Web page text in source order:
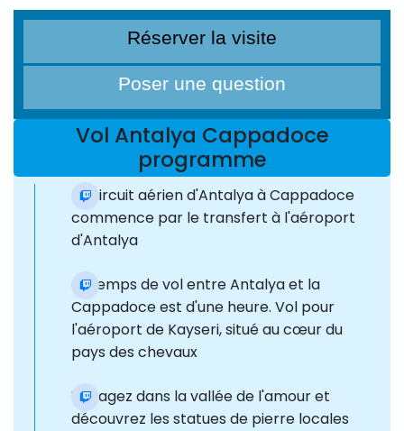
Réserver la visite
Poser une question
Vol Antalya Cappadoce
programme
Le circuit aérien d'Antalya à Cappadoce
commence par le transfert à l'aéroport
d'Antalya
Le temps de vol entre Antalya et la
Cappadoce est d'une heure. Vol pour
l'aéroport de Kayseri, situé au cœur du
pays des chevaux
Voyagez dans la vallée de l'amour et
découvrez les statues de pierre locales